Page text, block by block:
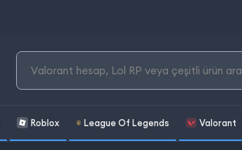
Roblox League Of Legends Valorant